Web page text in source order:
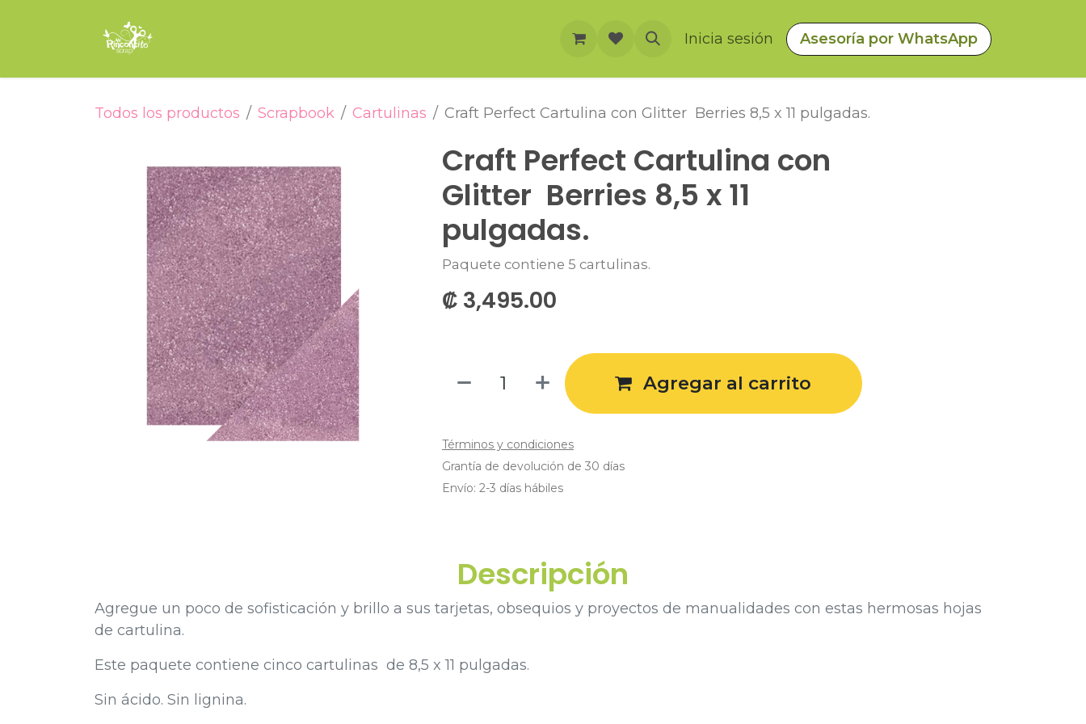
Eventos Inicia sesión Asesoría por WhatsApp
Todos los productos Scrapbook Cartulinas Craft Perfect Cartulina con Glitter Berries 8,5 x 11 pulgadas.
Craft Perfect Cartulina con
Glitter Berries 8,5 x 11
pulgadas.
Paquete contiene 5 cartulinas.
₡ 3,495.00
Agregar al carrito
Términos y condiciones
Grantía de devolución de 30 días
Envío: 2-3 días hábiles
Descripción
Agregue un poco de sofisticación y brillo a sus tarjetas, obsequios y proyectos de manualidades con estas hermosas hojas
de cartulina.
Este paquete contiene cinco cartulinas de 8,5 x 11 pulgadas.
Sin ácido. Sin lignina.